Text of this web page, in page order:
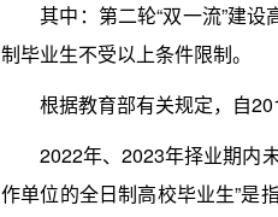
其中：第二轮“双一流”建设
制毕业生不受以上条件限制。
根据教育部有关规定，自
2022年、2023年择业期内未
作单位的全日制高校毕业生”是